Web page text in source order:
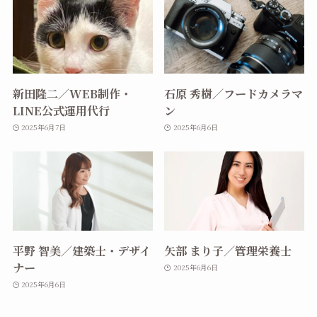
新田隆二／WEB制作・
LINE公式運用代行
2025年6月7日
石原 秀樹／フードカメラマ
ン
2025年6月6日
平野 智美／建築士・デザイ
ナー
2025年6月6日
矢部 まり子／管理栄養士
2025年6月6日